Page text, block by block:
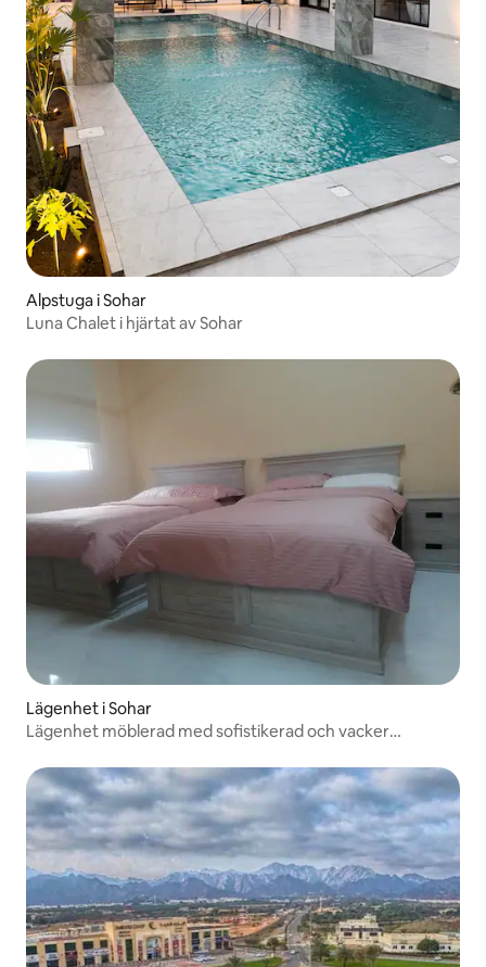
Alpstuga i Sohar
Luna Chalet i hjärtat av Sohar
Lägenhet i Sohar
Lägenhet möblerad med sofistikerad och vacker